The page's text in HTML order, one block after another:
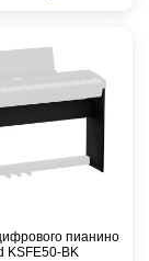
пианино
KSFE50-BK